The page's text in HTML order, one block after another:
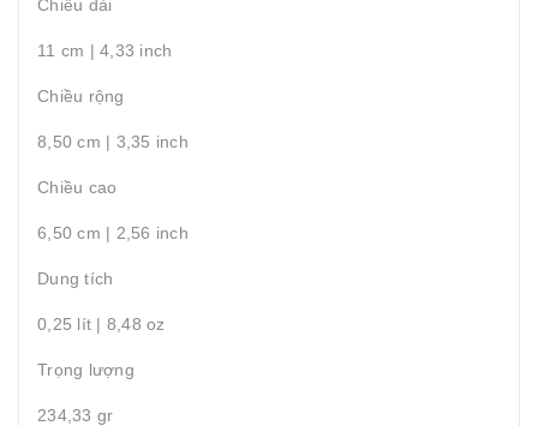
Chiều dài
11 cm | 4,33 inch
Chiều rộng
8,50 cm | 3,35 inch
Chiều cao
6,50 cm | 2,56 inch
Dung tích
0,25 lít | 8,48 oz
Trọng lượng
234,33 gr